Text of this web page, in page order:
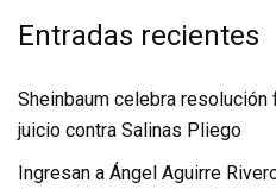
Entradas recientes
Sheinbaum celebra
juicio contra Salinas Pliego
Ingresan a Ángel Aguirre